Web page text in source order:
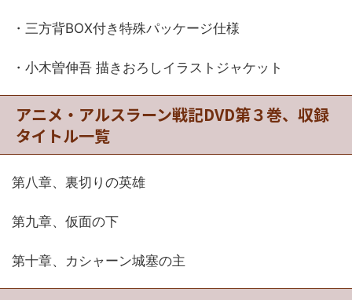
・三方背BOX付き特殊パッケージ仕様
・小木曽伸吾 描きおろしイラストジャケット
アニメ・アルスラーン戦記DVD第３巻、収録
タイトル一覧
第八章、裏切りの英雄
第九章、仮面の下
第十章、カシャーン城塞の主